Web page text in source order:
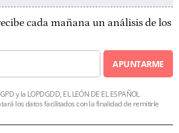
cada mañana un análisis de los
APUNTARME
y la LOPDGDD, EL LEÓN DE EL ESPAÑOL
los datos facilitados con la finalidad de remitirle